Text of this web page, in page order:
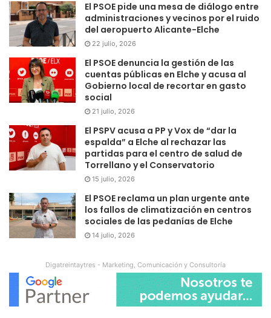
El PSOE pide una mesa de diálogo entre
administraciones y vecinos por el ruido
del aeropuerto Alicante-Elche
22 julio, 2026
El PSOE denuncia la gestión de las
cuentas públicas en Elche y acusa al
Gobierno local de recortar en gasto
social
21 julio, 2026
El PSPV acusa a PP y Vox de “dar la
espalda” a Elche al rechazar las
partidas para el centro de salud de
Torrellano y el Conservatorio
15 julio, 2026
El PSOE reclama un plan urgente ante
los fallos de climatización en centros
sociales de las pedanías de Elche
14 julio, 2026
Digatreintaytres - Marketing, Comunicación y Consultoría